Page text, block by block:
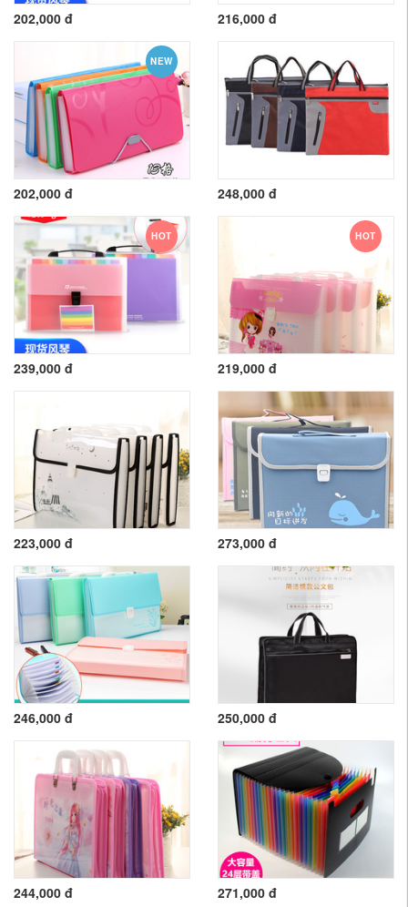
202,000 đ 216,000 đ
NEW
202,000 đ 248,000 đ
HOT
239,000 đ
HOT
219,000 đ
223,000 đ 273,000 đ
246,000 đ 250,000 đ
244,000 đ 271,000 đ